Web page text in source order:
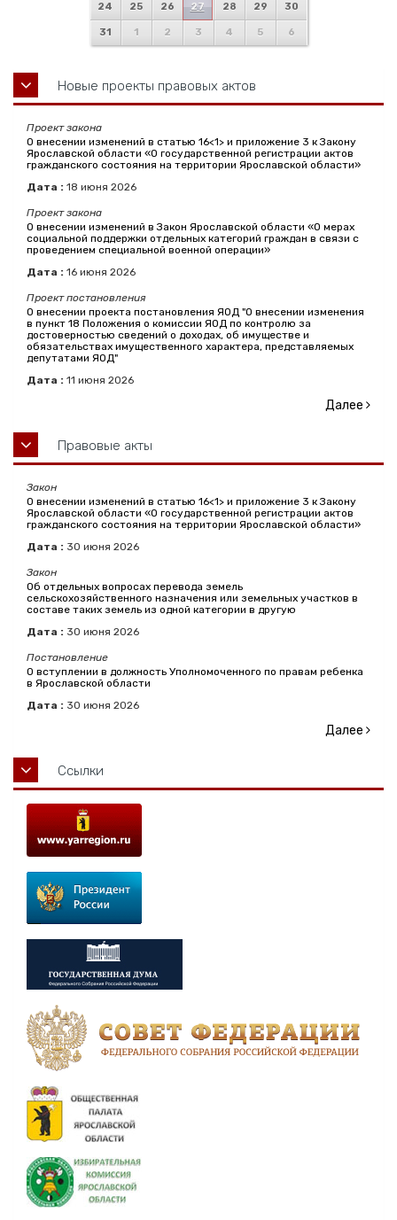
24 25 26 27 28 29 30
31 1 2 3 4 5 6
Новые проекты правовых актов
Проект закона
О внесении изменений в статью 16<1> и приложение 3 к Закону
Ярославской области «О государственной регистрации актов
гражданского состояния на территории Ярославской области»
Дата : 18 июня 2026
Проект закона
О внесении изменений в Закон Ярославской области «О мерах
социальной поддержки отдельных категорий граждан в связи с
проведением специальной военной операции»
Дата : 16 июня 2026
Проект постановления
О внесении проекта постановления ЯОД "О внесении изменения
в пункт 18 Положения о комиссии ЯОД по контролю за
достоверностью сведений о доходах, об имуществе и
обязательствах имущественного характера, представляемых
депутатами ЯОД"
Дата : 11 июня 2026
Далее
Правовые акты
Закон
О внесении изменений в статью 16<1> и приложение 3 к Закону
Ярославской области «О государственной регистрации актов
гражданского состояния на территории Ярославской области»
Дата : 30 июня 2026
Закон
Об отдельных вопросах перевода земель
сельскохозяйственного назначения или земельных участков в
составе таких земель из одной категории в другую
Дата : 30 июня 2026
Постановление
О вступлении в должность Уполномоченного по правам ребенка
в Ярославской области
Дата : 30 июня 2026
Далее
Ссылки